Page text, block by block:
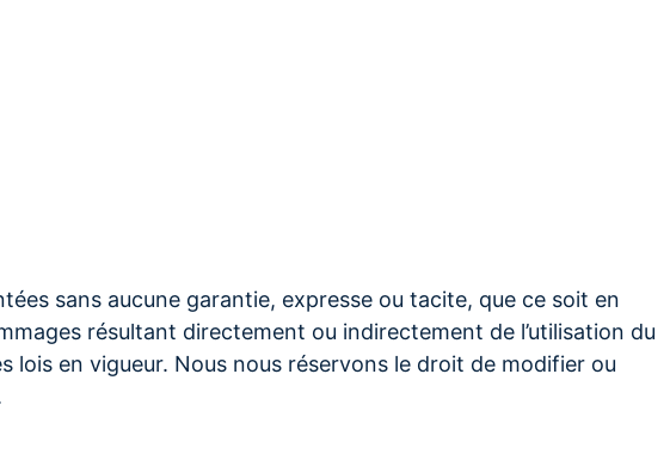
sans aucune garantie, expresse ou tacite, que ce soit en
résultant directement ou indirectement de l’utilisation du
en vigueur. Nous nous réservons le droit de modifier ou